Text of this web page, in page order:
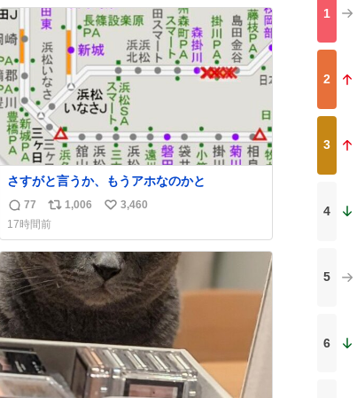
さすがと言うか、もうアホなのかと
返
信
数
77
リ
ポ
ス
ト
数
1,006
い
ね
数
3,460
17時間前
1
2
3
4
5
6